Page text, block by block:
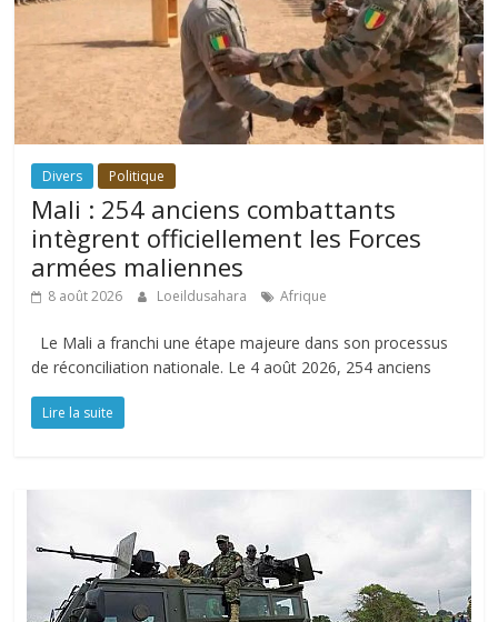
Divers Politique
Mali : 254 anciens combattants
intègrent officiellement les Forces
armées maliennes
8 août 2026 Loeildusahara Afrique
Le Mali a franchi une étape majeure dans son processus
de réconciliation nationale. Le 4 août 2026, 254 anciens
Lire la suite